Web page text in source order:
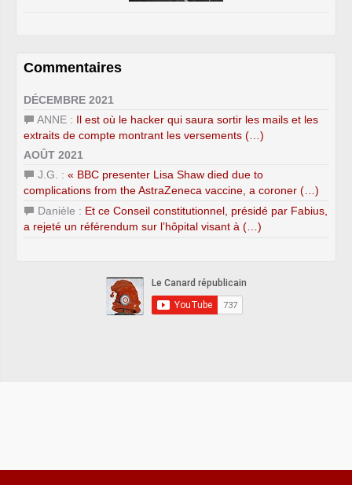
Commentaires
DÉCEMBRE 2021
ANNE : Il est où le hacker qui saura sortir les mails et les
extraits de compte montrant les versements (…)
AOÛT 2021
J.G. : « BBC presenter Lisa Shaw died due to
complications from the AstraZeneca vaccine, a coroner (…)
Danièle : Et ce Conseil constitutionnel, présidé par Fabius,
a rejeté un référendum sur l’hôpital visant à (…)